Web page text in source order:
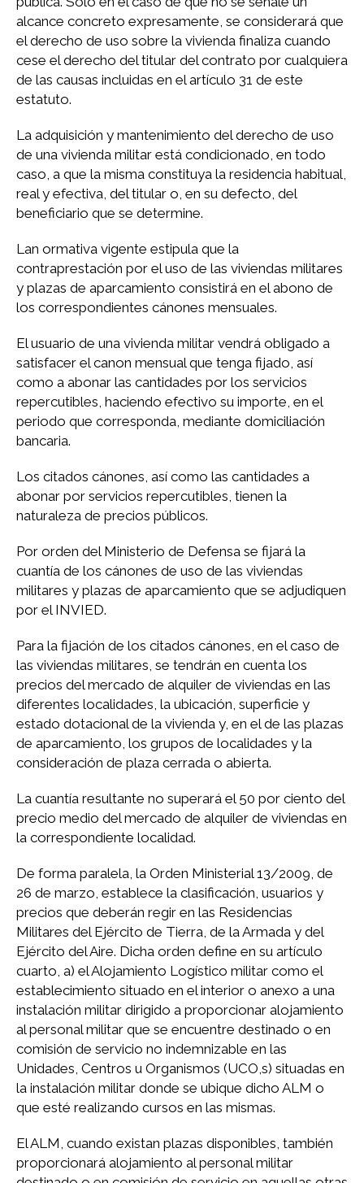
alcance concreto expresamente, se considerará que
el derecho de uso sobre la vivienda finaliza cuando
cese el derecho del titular del contrato por cualquiera
de las causas incluidas en el artículo 31 de este
estatuto.
La adquisición y mantenimiento del derecho de uso
de una vivienda militar está condicionado, en todo
caso, a que la misma constituya la residencia habitual,
real y efectiva, del titular o, en su defecto, del
beneficiario que se determine.
Lan ormativa vigente estipula que la
contraprestación por el uso de las viviendas militares
y plazas de aparcamiento consistirá en el abono de
los correspondientes cánones mensuales.
El usuario de una vivienda militar vendrá obligado a
satisfacer el canon mensual que tenga fijado, así
como a abonar las cantidades por los servicios
repercutibles, haciendo efectivo su importe, en el
periodo que corresponda, mediante domiciliación
bancaria.
Los citados cánones, así como las cantidades a
abonar por servicios repercutibles, tienen la
naturaleza de precios públicos.
Por orden del Ministerio de Defensa se fijará la
cuantía de los cánones de uso de las viviendas
militares y plazas de aparcamiento que se adjudiquen
por el INVIED.
Para la fijación de los citados cánones, en el caso de
las viviendas militares, se tendrán en cuenta los
precios del mercado de alquiler de viviendas en las
diferentes localidades, la ubicación, superficie y
estado dotacional de la vivienda y, en el de las plazas
de aparcamiento, los grupos de localidades y la
consideración de plaza cerrada o abierta.
La cuantía resultante no superará el 50 por ciento del
precio medio del mercado de alquiler de viviendas en
la correspondiente localidad.
De forma paralela, la Orden Ministerial 13/2009, de
26 de marzo, establece la clasificación, usuarios y
precios que deberán regir en las Residencias
Militares del Ejército de Tierra, de la Armada y del
Ejército del Aire. Dicha orden define en su artículo
cuarto, a) el Alojamiento Logístico militar como el
establecimiento situado en el interior o anexo a una
instalación militar dirigido a proporcionar alojamiento
al personal militar que se encuentre destinado o en
comisión de servicio no indemnizable en las
Unidades, Centros u Organismos (UCO,s) situadas en
la instalación militar donde se ubique dicho ALM o
que esté realizando cursos en las mismas.
El ALM, cuando existan plazas disponibles, también
proporcionará alojamiento al personal militar